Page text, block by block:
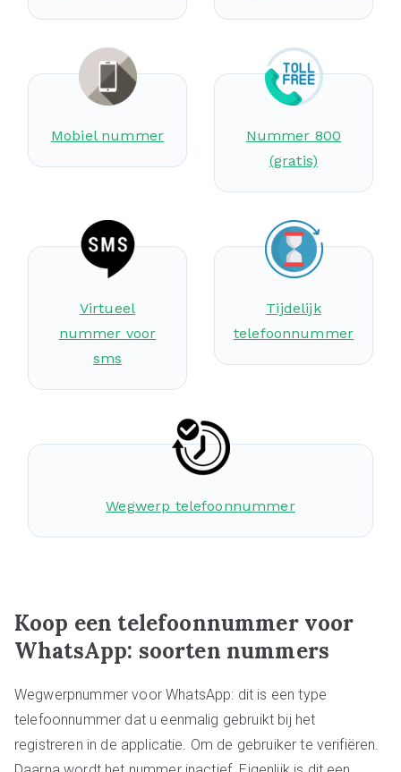
Mobiel nummer
Nummer 800
(gratis)
Virtueel
nummer voor
sms
Tijdelijk
telefoonnummer
Wegwerp telefoonnummer
Koop een telefoonnummer voor
WhatsApp: soorten nummers
Wegwerpnummer voor WhatsApp: dit is een type
telefoonnummer dat u eenmalig gebruikt bij het
registreren in de applicatie. Om de gebruiker te verifiëren.